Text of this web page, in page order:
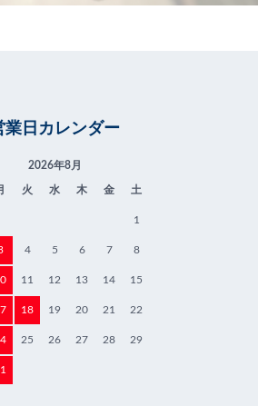
業日カレンダー
2026年8月
火 水 木 金 土
1
4 5 6 7 8
11 12 13 14 15
18 19 20 21 22
25 26 27 28 29